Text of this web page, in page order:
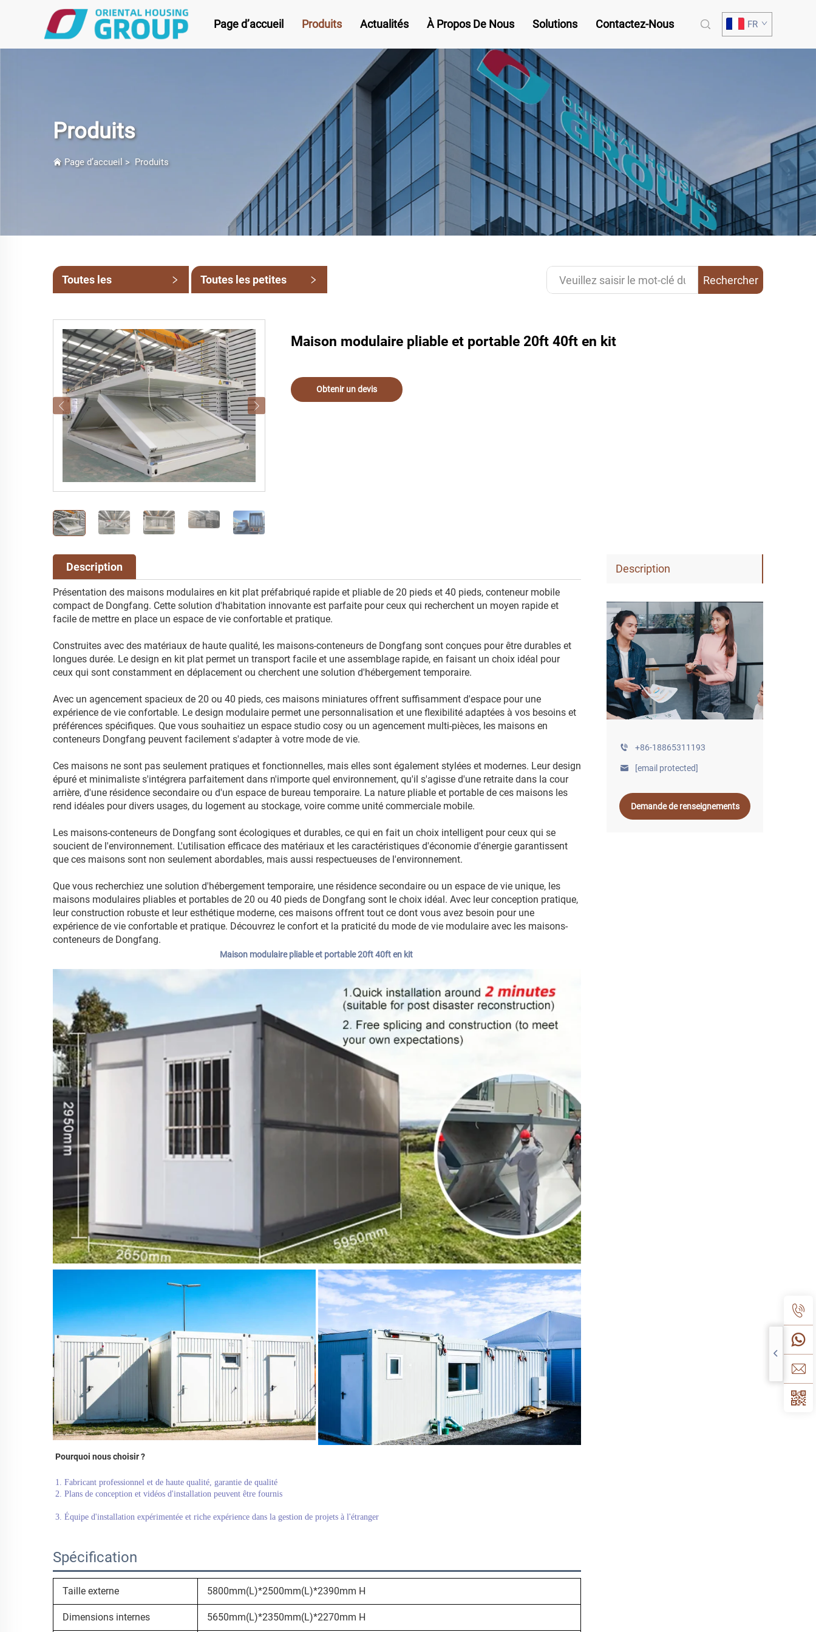
Page d’accueil Produits Actualités À Propos De Nous Solutions Contactez-Nous FR
Produits
Page d’accueil > Produits
Toutes les Toutes les petites Rechercher
Maison modulaire pliable et portable 20ft 40ft en kit
Obtenir un devis
Description
+86-18865311193
[email protected]
Demande de renseignements
Description
Présentation des maisons modulaires en kit plat préfabriqué rapide et pliable de 20 pieds et 40 pieds, conteneur mobile
compact de Dongfang. Cette solution d'habitation innovante est parfaite pour ceux qui recherchent un moyen rapide et
facile de mettre en place un espace de vie confortable et pratique.
Construites avec des matériaux de haute qualité, les maisons-conteneurs de Dongfang sont conçues pour être durables et
longues durée. Le design en kit plat permet un transport facile et une assemblage rapide, en faisant un choix idéal pour
ceux qui sont constamment en déplacement ou cherchent une solution d'hébergement temporaire.
Avec un agencement spacieux de 20 ou 40 pieds, ces maisons miniatures offrent suffisamment d'espace pour une
expérience de vie confortable. Le design modulaire permet une personnalisation et une flexibilité adaptées à vos besoins et
préférences spécifiques. Que vous souhaitiez un espace studio cosy ou un agencement multi-pièces, les maisons en
conteneurs Dongfang peuvent facilement s'adapter à votre mode de vie.
Ces maisons ne sont pas seulement pratiques et fonctionnelles, mais elles sont également stylées et modernes. Leur design
épuré et minimaliste s'intégrera parfaitement dans n'importe quel environnement, qu'il s'agisse d'une retraite dans la cour
arrière, d'une résidence secondaire ou d'un espace de bureau temporaire. La nature pliable et portable de ces maisons les
rend idéales pour divers usages, du logement au stockage, voire comme unité commerciale mobile.
Les maisons-conteneurs de Dongfang sont écologiques et durables, ce qui en fait un choix intelligent pour ceux qui se
soucient de l'environnement. L'utilisation efficace des matériaux et les caractéristiques d'économie d'énergie garantissent
que ces maisons sont non seulement abordables, mais aussi respectueuses de l'environnement.
Que vous recherchiez une solution d'hébergement temporaire, une résidence secondaire ou un espace de vie unique, les
maisons modulaires pliables et portables de 20 ou 40 pieds de Dongfang sont le choix idéal. Avec leur conception pratique,
leur construction robuste et leur esthétique moderne, ces maisons offrent tout ce dont vous avez besoin pour une
expérience de vie confortable et pratique. Découvrez le confort et la praticité du mode de vie modulaire avec les maisons-
conteneurs de Dongfang.
Maison modulaire pliable et portable 20ft 40ft en kit
Pourquoi nous choisir ?
1. Fabricant professionnel et de haute qualité, garantie de qualité
2. Plans de conception et vidéos d'installation peuvent être fournis
3. Équipe d'installation expérimentée et riche expérience dans la gestion de projets à l'étranger
Spécification
Taille externe 5800mm(L)*2500mm(L)*2390mm H
Dimensions internes 5650mm(L)*2350mm(L)*2270mm H